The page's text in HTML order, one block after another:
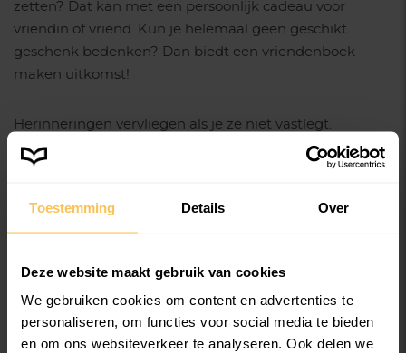
Toestemming Details Over
Deze website maakt gebruik van cookies
We gebruiken cookies om content en advertenties te
personaliseren, om functies voor social media te bieden
en om ons websiteverkeer te analyseren. Ook delen we
zetten? Dat kan met een persoonlijk cadeau voor
vriendin of vriend. Kun je helemaal geen geschikt
geschenk bedenken? Dan biedt een vriendenboek
maken uitkomst!
Herinneringen vervliegen als je ze niet vastlegt.
Sommige blijven misschien hangen omdat ze speciaal
en bijzonder zijn. Sommige zijn heel alledaags en
vriendschap. Niet alles is in woorden uit te drukken.
prachtig album ter ere van jullie vriendschap.